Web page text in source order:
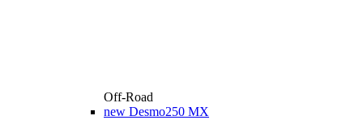
Off-Road
new Desmo250 MX